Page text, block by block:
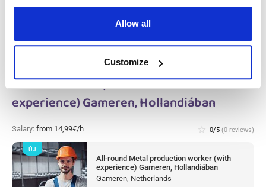
Allow all
Customize
Position is open for:2 nap
All-round Metal production worker (with
experience) Gameren, Hollandiában
Salary: from 14,99€/h star_border 0/5 (0 reviews)
All-round Metal production worker (with
experience) Gameren, Hollandiában
Gameren, Netherlands
ÚJ